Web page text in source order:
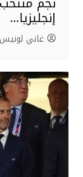
إنجليزيا…
غاني لونيس